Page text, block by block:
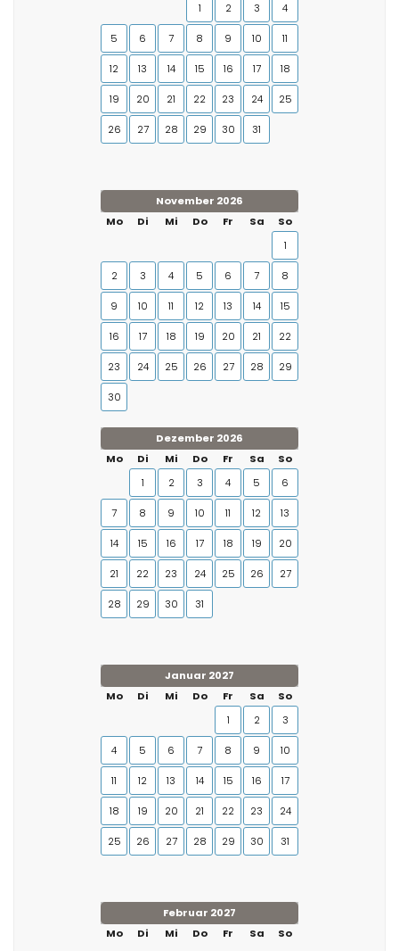
1
2 3 4
5 6 7 8 9 10 11
12 13 14 15 16 17 18
19 20 21 22 23 24 25
26 27 28 29 30 31
November 2026
Mo
Di Mi Do Fr Sa
So
1
2 3 4 5 6 7 8
9 10 11 12 13 14 15
16 17 18 19 20 21 22
23 24 25 26 27 28 29
30
Dezember 2026
Mo
Di Mi Do Fr Sa
So
1
2 3 4 5 6
7 8 9 10 11 12 13
14 15 16 17 18 19 20
21 22 23 24 25 26 27
28 29 30 31
Januar 2027
Mo
Di Mi Do Fr Sa
So
1
2 3
4 5 6 7 8 9 10
11 12 13 14 15 16 17
18 19 20 21 22 23 24
25 26 27 28 29 30 31
Februar 2027
Mo
Di Mi Do Fr Sa So